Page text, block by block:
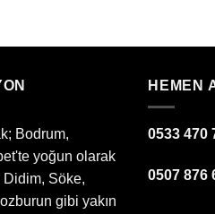
Bodrum,
yoğun olarak
Didim, Söke,
gibi yakın
HEMEN
0533 470
0507 876